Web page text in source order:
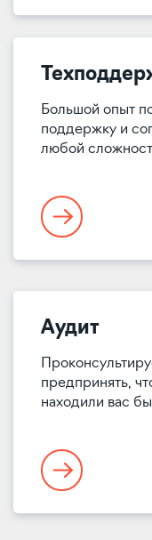
Большой опыт
поддержку и
любой
Аудит
предпринять,
находили вас